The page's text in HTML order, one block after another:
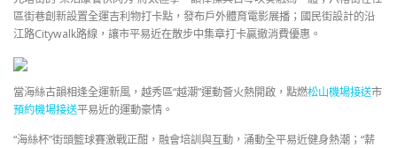
區街巷創新設置全運吉利物打卡點，發布戶外體育電影展播；國民街設計的沿
江路Citywalk路線，讓市平易近在散步中集章打卡贏撤消費優惠。
當海絲古韻相逢全運新風，越秀區“越潮”運動薈火熱開啟，點燃松山機場接送市
預約機場接送平易近的運動豪情。
“海絲杯”街頭籃球賽激戰正酣，融會培訓與互動，涌動全平易近健身熱潮；“薪